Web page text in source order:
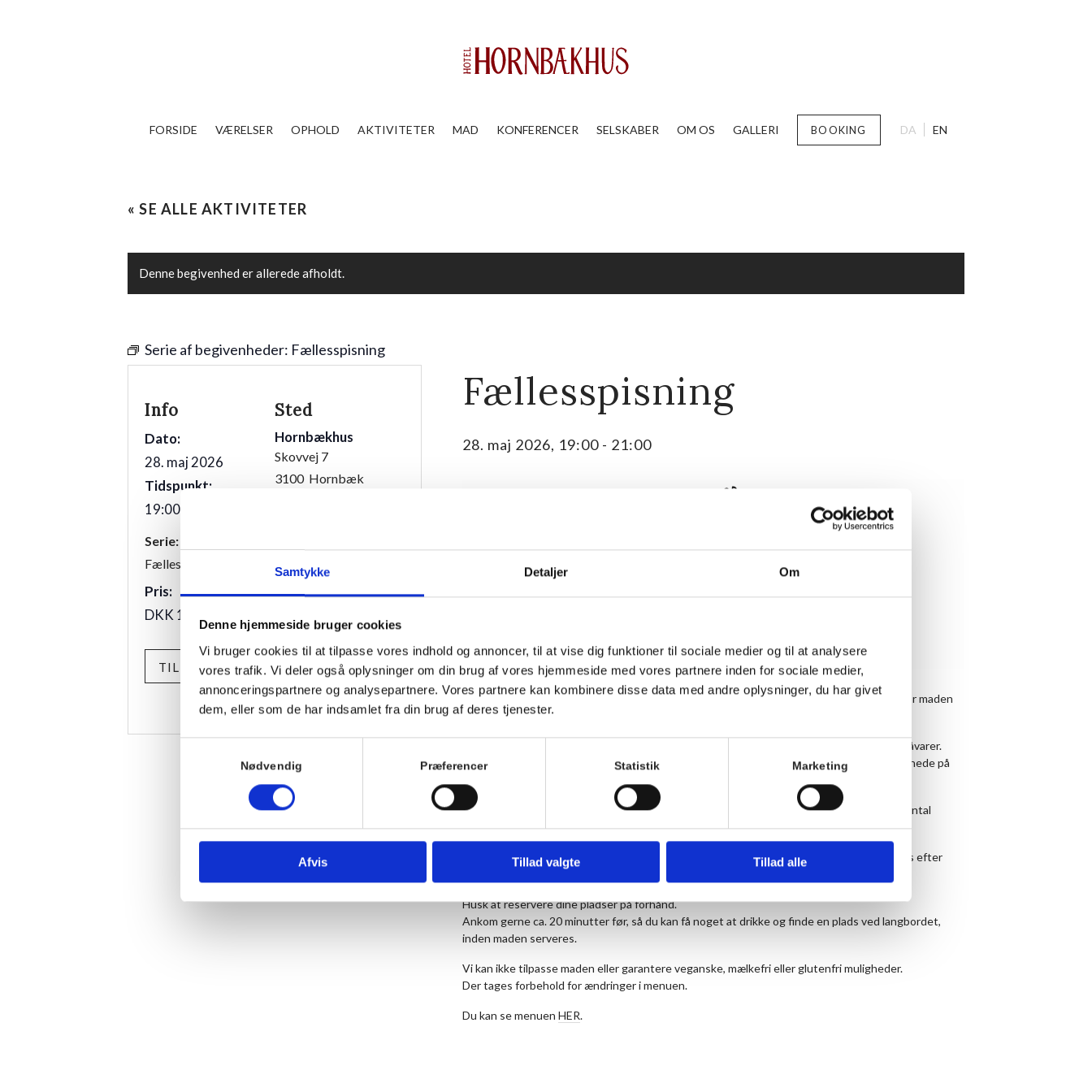
Samtykke Detaljer Om
Denne hjemmeside bruger cookies
Vi bruger cookies til at tilpasse vores indhold og annoncer, til at vise dig funktioner til sociale medier og til at analysere
vores trafik. Vi deler også oplysninger om din brug af vores hjemmeside med vores partnere inden for sociale medier,
annonceringspartnere og analysepartnere. Vores partnere kan kombinere disse data med andre oplysninger, du har givet
dem, eller som de har indsamlet fra din brug af deres tjenester.
Nødvendig Præferencer Statistik Marketing
Afvis Tillad valgte Tillad alle
FORSIDE VÆRELSER OPHOLD AKTIVITETER MAD KONFERENCER SELSKABER OM OS GALLERI BOOKING DA EN
« SE ALLE AKTIVITETER
Denne begivenhed er allerede afholdt.
Serie af begivenheder: Fællesspisning
Fællesspisning
28. maj 2026, 19:00 - 21:00
Vi spiser sammen ved spisestuens plankeborde til fællesspisning hver aften kl. 19.00, hvor maden
serveres anrette på fade, der går rundt.
Køkkenet laver sæsonbetonet mad uden dogmer. Stilen er enkel og med fokus på gode råvarer.
Som udgangspunkt er menuen vegetarisk torsdag og søndag. Find ugens menu længere nede på
Vi tilbyder dagligt et vegetarisk alternativ til dagens måltid. Det er vigtigt, at du noterer antal
vegetarer i kommentarfeltet, når du bestiller dit bord.
Prisen er 175 kr. for middagen pr. person og 50 kr. for dessert. Dessert og kaffe kan købes efter
Husk at reservere dine pladser på forhånd.
Ankom gerne ca. 20 minutter før, så du kan få noget at drikke og finde en plads ved langbordet,
inden maden serveres.
Vi kan ikke tilpasse maden eller garantere veganske, mælkefri eller glutenfri muligheder.
Der tages forbehold for ændringer i menuen.
Du kan se menuen HER.
Info
Dato:
28. maj 2026
Tidspunkt:
19:00 - 21:00
Serie:
Fællesspisning
Pris:
DKK 175,00
Sted
Hornbækhus
Skovvej 7
3100 Hornbæk
TILMELD